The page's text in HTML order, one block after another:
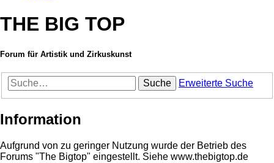
THE BIG TOP
Forum für Artistik und Zirkuskunst
Suche Erweiterte Suche
Information
Aufgrund von zu geringer Nutzung wurde der Betrieb des
Forums "The Bigtop" eingestellt. Siehe www.thebigtop.de